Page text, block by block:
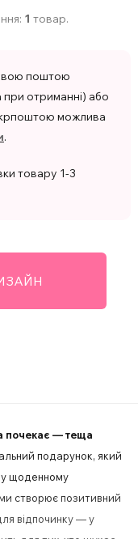
1 товар.
поштою
отриманні) або
можлива
.
товару 1-3
почекає — теща
подарунок, який
у щоденному
створює позитивний
відпочинку — у